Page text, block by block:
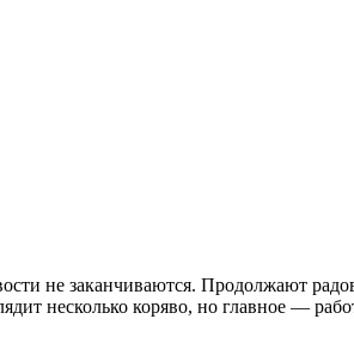
не заканчиваются. Продолжают
несколько коряво, но главное —